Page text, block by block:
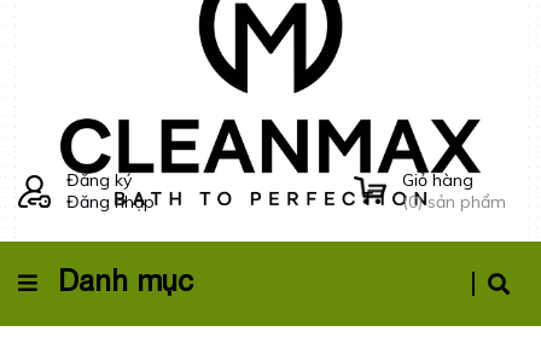
Đăng ký
Đăng nhập
Giỏ hàng
(0) sản phẩm
Danh mục